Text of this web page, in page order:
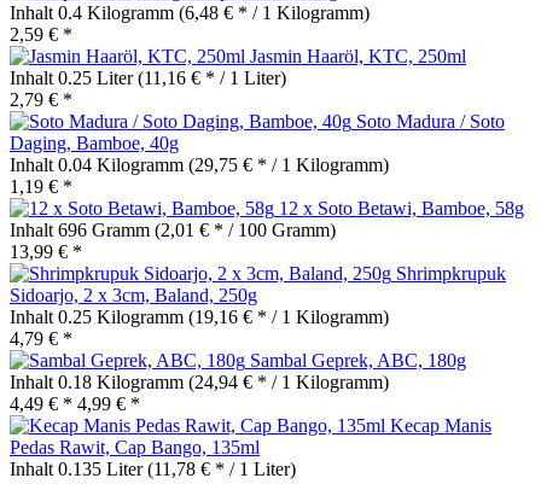
Inhalt 0.4 Kilogramm (6,48 € * / 1 Kilogramm)
2,59 € *
Jasmin Haaröl, KTC, 250ml
Inhalt 0.25 Liter(11,16 € * / 1 Liter)
2,79 € *
Soto Madura / Soto
Daging, Bamboe, 40g
Inhalt 0.04 Kilogramm (29,75 € * / 1 Kilogramm)
1,19 € *
12 x Soto Betawi, Bamboe, 58g
Inhalt 696 Gramm (2,01 € * / 100 Gramm)
13,99 € *
Shrimpkrupuk
Sidoarjo, 2 x 3cm, Baland, 250g
Inhalt 0.25 Kilogramm (19,16 € * / 1 Kilogramm)
4,79 € *
Sambal Geprek, ABC, 180g
Inhalt 0.18 Kilogramm (24,94 € * / 1 Kilogramm)
4,49 € * 4,99 € *
Kecap Manis
Pedas Rawit, Cap Bango, 135ml
Inhalt 0.135 Liter(11,78 € * / 1 Liter)